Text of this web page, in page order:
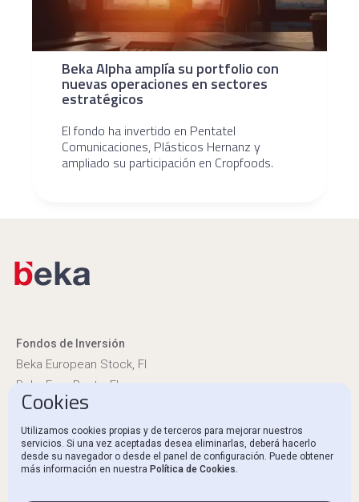
Beka Alpha amplía su portfolio con
nuevas operaciones en sectores
estratégicos
El fondo ha invertido en Pentatel
Comunicaciones, Plásticos Hernanz y
ampliado su participación en Cropfoods.
Fondos de Inversión
Beka European Stock, FI
Beka Euro Renta, FI
Canal Ético y Denuncias
Cookies
Utilizamos cookies propias y de terceros para mejorar nuestros
servicios. Si una vez aceptadas desea eliminarlas, deberá hacerlo
desde su navegador o desde el panel de configuración. Puede obtener
más información en nuestra Política de Cookies.